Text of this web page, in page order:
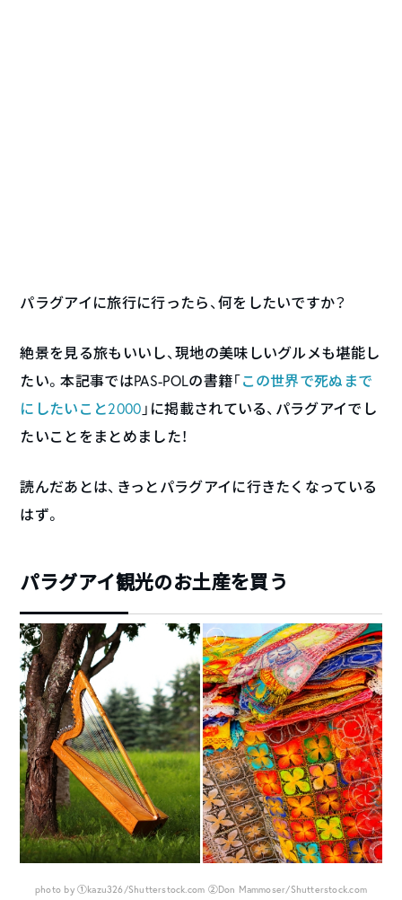
パラグアイに旅行に行ったら、何をしたいですか？
絶景を見る旅もいいし、現地の美味しいグルメも堪能し
たい。本記事ではPAS-POLの書籍「この世界で死ぬまで
にしたいこと2000 」に掲載されている、パラグアイでし
たいことをまとめました！
読んだあとは、きっとパラグアイに行きたくなっている
はず。
パラグアイ観光のお土産を買う
photo by ①kazu326/Shutterstock.com ②Don Mammoser/Shutterstock.com